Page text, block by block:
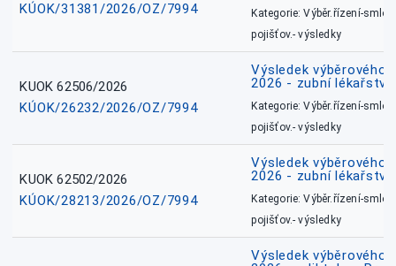
KÚOK/31381/2026/OZ/7994
Kategorie: Výběr.řízení-
pojišťov.- výsledky
KUOK 62506/2026
KÚOK/26232/2026/OZ/7994
Výsledek výběrového
2026 - zubní
Kategorie: Výběr.řízení-
pojišťov.- výsledky
KUOK 62502/2026
KÚOK/28213/2026/OZ/7994
Výsledek výběrového
2026 - zubní
Kategorie: Výběr.řízení-
pojišťov.- výsledky
Výsledek výběrového